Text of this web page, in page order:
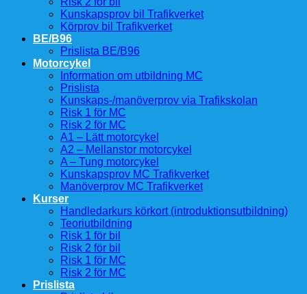
Kunskapsprov bil Trafikverket
Körprov bil Trafikverket
BE/B96
Prislista BE/B96
Motorcykel
Information om utbildning MC
Prislista
Kunskaps-/manöverprov via Trafikskolan
Risk 1 för MC
Risk 2 för MC
A1 – Lätt motorcykel
A2 – Mellanstor motorcykel
A – Tung motorcykel
Kunskapsprov MC Trafikverket
Manöverprov MC Trafikverket
Kurser
Handledarkurs körkort (introduktionsutbildning)
Teoriutbildning
Risk 1 för bil
Risk 2 för bil
Risk 1 för MC
Risk 2 för MC
Prislista